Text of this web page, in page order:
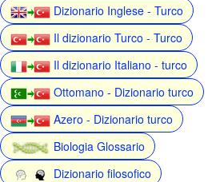
Dizionario Inglese - Turco
Il dizionario Turco - Turco
Il dizionario Italiano - turco
Ottomano - Dizionario turco
Azero - Dizionario turco
Biologia Glossario
Dizionario filosofico